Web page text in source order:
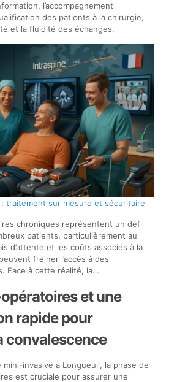
l’accompagnement
des patients à la chirurgie,
et la fluidité des échanges.
: traitement sur mesure et sécuritaire
chroniques représentent un défi
patients, particulièrement au
d’attente et les coûts associés à la
freiner l’accès à des
Face à cette réalité, la…
et une
rapide pour
convalescence
invasive à Longueuil, la phase de
est cruciale pour assurer une